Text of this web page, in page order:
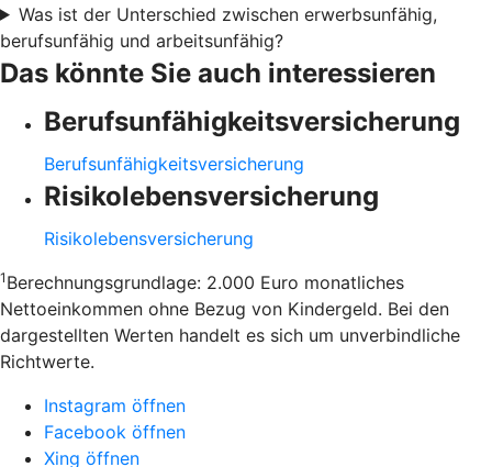
Was ist der Unterschied zwischen erwerbsunfähig,
berufsunfähig und arbeitsunfähig?
Das könnte Sie auch interessieren
Berufsunfähigkeitsversicherung
Berufsunfähigkeitsversicherung
Risikolebensversicherung
Risikolebensversicherung
1 Berechnungsgrundlage: 2.000 Euro monatliches
Nettoeinkommen ohne Bezug von Kindergeld. Bei den
dargestellten Werten handelt es sich um unverbindliche
Richtwerte.
Instagram öffnen
Facebook öffnen
Xing öffnen